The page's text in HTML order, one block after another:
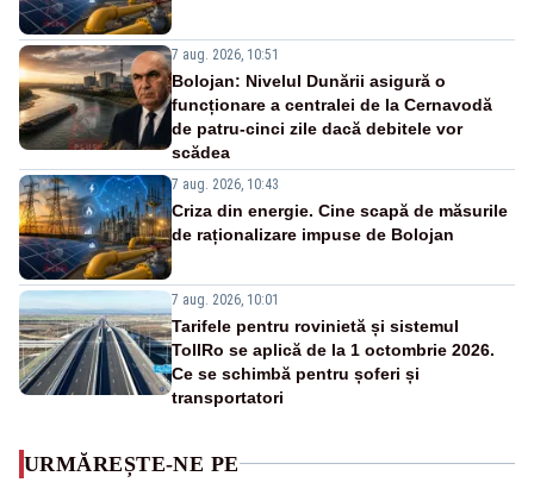
7 aug. 2026, 10:51
Bolojan: Nivelul Dunării asigură o
funcționare a centralei de la Cernavodă
de patru-cinci zile dacă debitele vor
scădea
7 aug. 2026, 10:43
Criza din energie. Cine scapă de măsurile
de raționalizare impuse de Bolojan
7 aug. 2026, 10:01
Tarifele pentru rovinietă și sistemul
TollRo se aplică de la 1 octombrie 2026.
Ce se schimbă pentru șoferi și
transportatori
URMĂREȘTE-NE PE